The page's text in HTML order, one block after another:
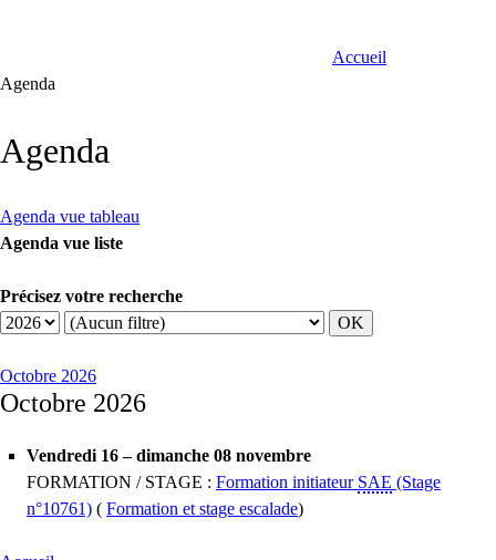
Accueil
Agenda
Agenda
Agenda vue tableau
Agenda vue liste
Précisez votre recherche
Octobre 2026
Octobre 2026
Vendredi 16 – dimanche 08 novembre
FORMATION / STAGE : Formation initiateur SAE (Stage
n°10761) ( Formation et stage escalade)